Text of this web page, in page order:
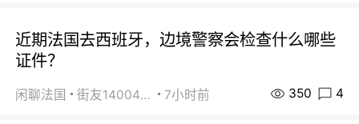
近期法国去西班牙，边境警察会检查什么哪些
证件？
闲聊法国 街友14004820 7小时前 350 4